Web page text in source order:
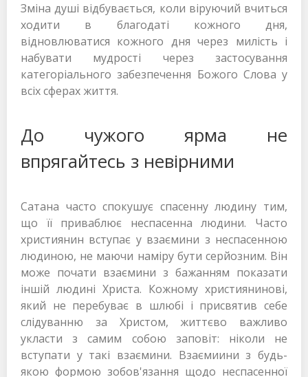
Зміна душі відбувається, коли віруючий вчиться
ходити в благодаті кожного дня,
відновлюватися кожного дня через милість і
набувати мудрості через застосування
категоріального забезпечення Божого Слова у
всіх сферах життя.
До чужого ярма не
впрягайтесь з невірними
Сатана часто спокушує спасенну людину тим,
що її приваблює неспасенна людини. Часто
християнин вступає у взаємини з неспасенною
людиною, не маючи наміру бути серйозним. Він
може почати взаємини з бажанням показати
іншій людині Христа. Кожному християнинові,
який не перебуває в шлюбі і присвятив себе
слідуванню за Христом, життєво важливо
укласти з самим собою заповіт: ніколи не
вступати у такі взаємини. Взаємиини з будь-
якою формою зобов'язання щодо неспасенної